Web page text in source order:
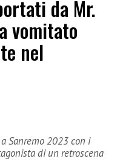
da Mr.
vomitato
nel
Sanremo 2023 con i
di un retroscena